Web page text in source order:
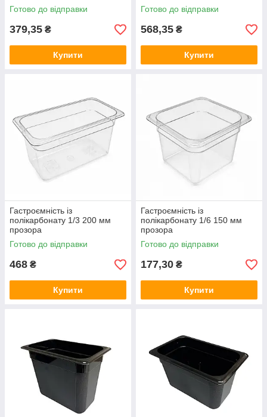
Готово до відправки
379,35 ₴
Купити
Готово до відправки
568,35 ₴
Купити
Гастроємність із
полікарбонату 1/3 200 мм
прозора
Готово до відправки
468 ₴
Купити
Гастроємність із
полікарбонату 1/6 150 мм
прозора
Готово до відправки
177,30 ₴
Купити